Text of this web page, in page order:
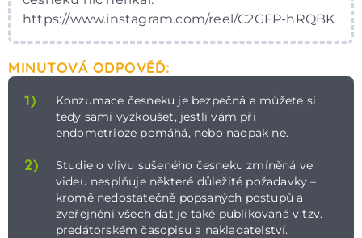
https://www.instagram.com/reel/C2GFP-hRQBK
MINUTOVÁ ODPOVĚĎ:
1)
Konzumace česneku je bezpečná a můžete si
tedy sami vyzkoušet, jestli vám při
endometrioze pomáhá, nebo naopak ne.
2)
Studie o vlivu sušeného česneku zmíněná ve
videu nesplňuje některé důležité požadavky –
kromě nedostatečně popsaných postupů a
zveřejnění všech dat je také publikovaná v tzv.
predátorském časopisu a nakladatelství.